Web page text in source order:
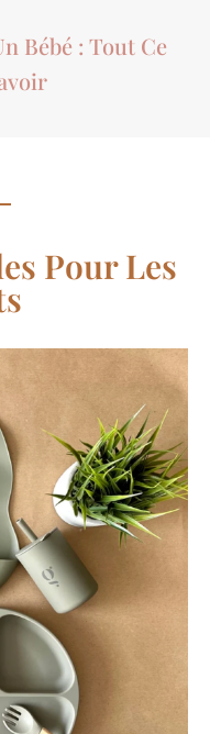
Bébé : Tout Ce
Pour Les